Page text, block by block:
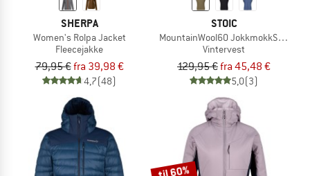
SHERPA
Women's Rolpa Jacket
Fleecejakke
79,95 €fra 39,98 €
4,7(48)
STOIC
MountainWool60 JokkmokkSt.
Vintervest
129,95 €fra 45,48 €
5,0(3)